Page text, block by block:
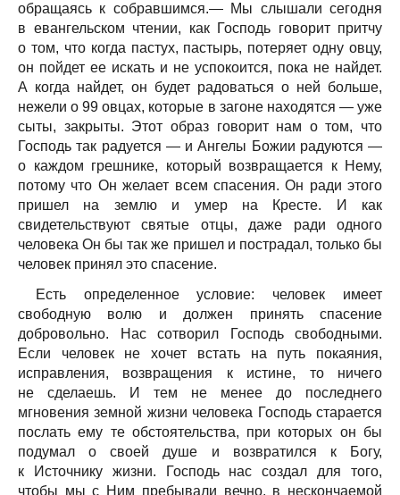
обращаясь к собравшимся.— Мы слышали сегодня
в евангельском чтении, как Господь говорит притчу
о том, что когда пастух, пастырь, потеряет одну овцу,
он пойдет ее искать и не успокоится, пока не найдет.
А когда найдет, он будет радоваться о ней больше,
нежели о 99 овцах, которые в загоне находятся — уже
сыты, закрыты. Этот образ говорит нам о том, что
Господь так радуется — и Ангелы Божии радуются —
о каждом грешнике, который возвращается к Нему,
потому что Он желает всем спасения. Он ради этого
пришел на землю и умер на Кресте. И как
свидетельствуют святые отцы, даже ради одного
человека Он бы так же пришел и пострадал, только бы
человек принял это спасение.
Есть определенное условие: человек имеет
свободную волю и должен принять спасение
добровольно. Нас сотворил Господь свободными.
Если человек не хочет встать на путь покаяния,
исправления, возвращения к истине, то ничего
не сделаешь. И тем не менее до последнего
мгновения земной жизни человека Господь старается
послать ему те обстоятельства, при которых он бы
подумал о своей душе и возвратился к Богу,
к Источнику жизни. Господь нас создал для того,
чтобы мы с Ним пребывали вечно, в нескончаемой